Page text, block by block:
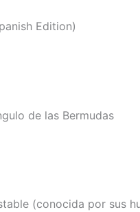
Edition)
de las Bermudas
(conocida por sus